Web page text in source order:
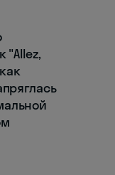
"Allez,